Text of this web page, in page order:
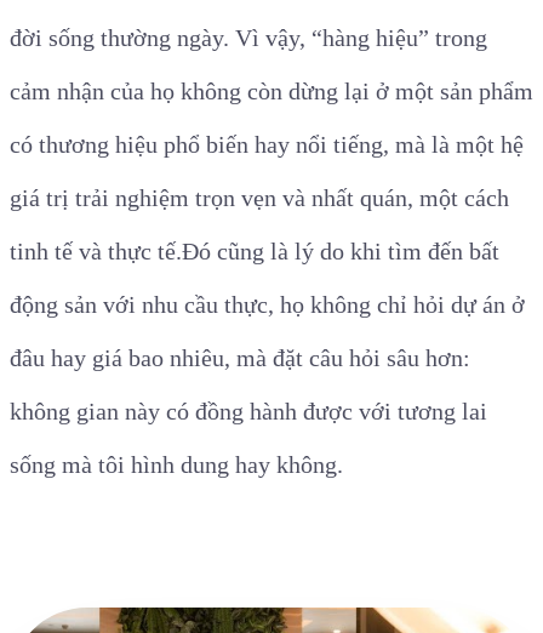
đời sống thường ngày. Vì vậy, “hàng hiệu” trong
cảm nhận của họ không còn dừng lại ở một sản phẩm
có thương hiệu phổ biến hay nổi tiếng, mà là một hệ
giá trị trải nghiệm trọn vẹn và nhất quán, một cách
tinh tế và thực tế.Đó cũng là lý do khi tìm đến bất
động sản với nhu cầu thực, họ không chỉ hỏi dự án ở
đâu hay giá bao nhiêu, mà đặt câu hỏi sâu hơn:
không gian này có đồng hành được với tương lai
sống mà tôi hình dung hay không.